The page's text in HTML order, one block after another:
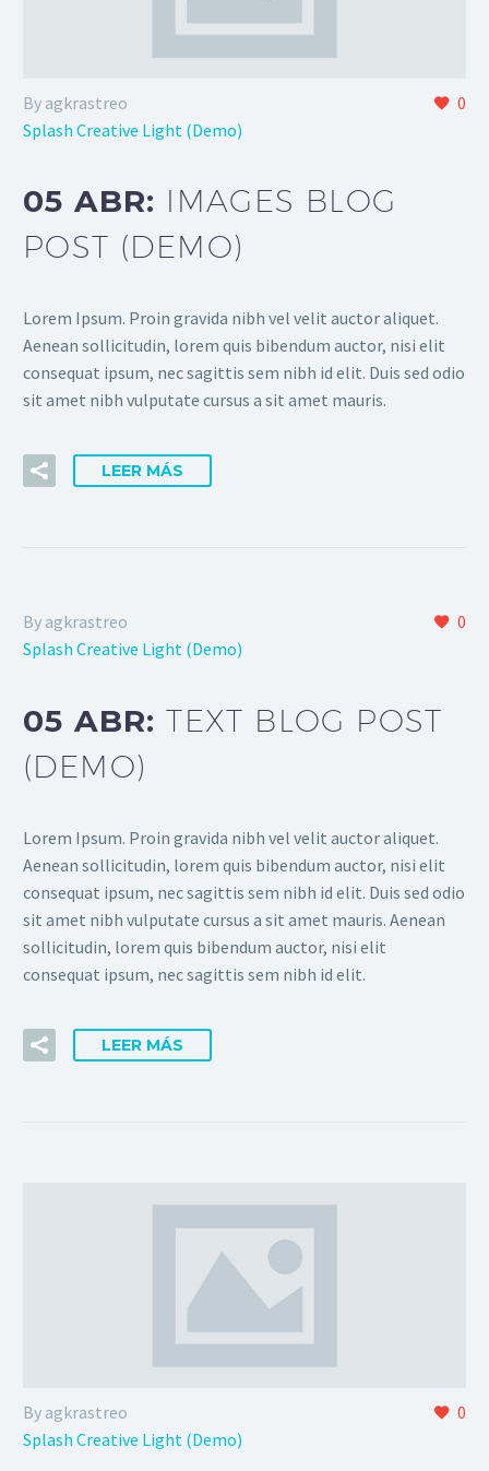
0
By agkrastreo
Splash Creative Light (Demo)
05 ABR: IMAGES BLOG
POST (DEMO)
Lorem Ipsum. Proin gravida nibh vel velit auctor aliquet.
Aenean sollicitudin, lorem quis bibendum auctor, nisi elit
consequat ipsum, nec sagittis sem nibh id elit. Duis sed odio
sit amet nibh vulputate cursus a sit amet mauris.
LEER MÁS
0
By agkrastreo
Splash Creative Light (Demo)
05 ABR:TEXT BLOG POST
(DEMO)
Lorem Ipsum. Proin gravida nibh vel velit auctor aliquet.
Aenean sollicitudin, lorem quis bibendum auctor, nisi elit
consequat ipsum, nec sagittis sem nibh id elit. Duis sed odio
sit amet nibh vulputate cursus a sit amet mauris. Aenean
sollicitudin, lorem quis bibendum auctor, nisi elit
consequat ipsum, nec sagittis sem nibh id elit.
LEER MÁS
0
By agkrastreo
Splash Creative Light (Demo)